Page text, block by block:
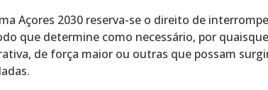
Açores 2030 reserva-se o direito de
que determine como necessário, por
de força maior ou outras que possam